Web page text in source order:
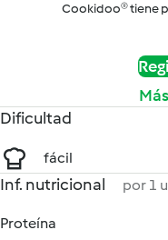
Cookidoo® tiene
Dificultad
fácil
Inf. nutricional por 1
Proteína